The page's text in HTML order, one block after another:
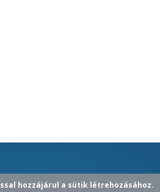
hozzájárul a sütik létrehozásához.